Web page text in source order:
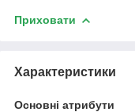
Приховати
Характеристики
Основні атрибути